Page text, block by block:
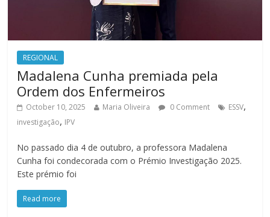
REGIONAL
Madalena Cunha premiada pela
Ordem dos Enfermeiros
October 10, 2025 Maria Oliveira 0 Comment ESSV,
investigação, IPV
No passado dia 4 de outubro, a professora Madalena
Cunha foi condecorada com o Prémio Investigação 2025.
Este prémio foi
Read more